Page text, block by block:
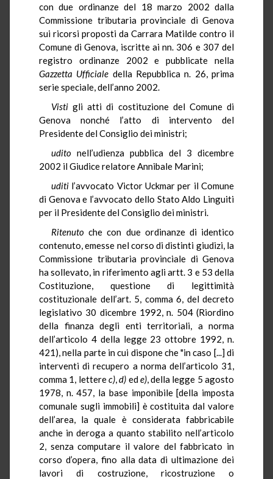
con due ordinanze del 18 marzo 2002 dalla
Commissione tributaria provinciale di Genova
sui ricorsi proposti da Carrara Matilde contro il
Comune di Genova, iscritte ai nn. 306 e 307 del
registro ordinanze 2002 e pubblicate nella
Gazzetta Ufficiale della Repubblica n. 26, prima
serie speciale, dell’anno 2002.
Vistigli atti di costituzione del Comune di
Genova nonché l’atto di intervento del
Presidente del Consiglio dei ministri;
udito nell’udienza pubblica del 3 dicembre
2002 il Giudice relatore Annibale Marini;
uditi l’avvocato Victor Uckmar per il Comune
di Genova e l’avvocato dello Stato Aldo Linguiti
per il Presidente del Consiglio dei ministri.
Ritenuto che con due ordinanze di identico
contenuto, emesse nel corso di distinti giudizi, la
Commissione tributaria provinciale di Genova
ha sollevato, in riferimento agli artt. 3 e 53 della
Costituzione, questione di legittimità
costituzionale dell’art. 5, comma 6, del decreto
legislativo 30 dicembre 1992, n. 504 (Riordino
della finanza degli enti territoriali, a norma
dell’articolo 4 della legge 23 ottobre 1992, n.
421), nella parte in cui dispone che "in caso [...] di
interventi di recupero a norma dell’articolo 31,
comma 1, letterec),d) ede), della legge 5 agosto
1978, n. 457, la base imponibile [della imposta
comunale sugli immobili] è costituita dal valore
dell’area, la quale è considerata fabbricabile
anche in deroga a quanto stabilito nell’articolo
2, senza computare il valore del fabbricato in
corso d’opera, fino alla data di ultimazione dei
lavori di costruzione, ricostruzione o